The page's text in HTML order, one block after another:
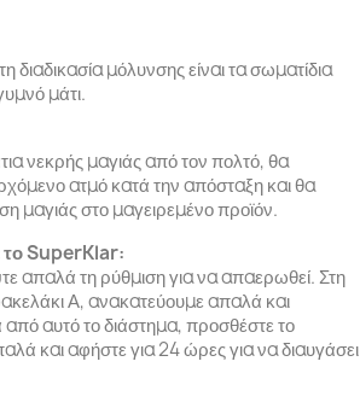
διαδικασία μόλυνσης είναι τα σωματίδια
μάτι.
νεκρής μαγιάς από τον πολτό, θα
ατμό κατά την απόσταξη και θα
μαγιάς στο μαγειρεμένο προϊόν.
το SuperKlar:
απαλά τη ρύθμιση για να απαερωθεί. Στη
Α, ανακατεύουμε απαλά και
αυτό το διάστημα, προσθέστε το
και αφήστε για 24 ώρες για να διαυγάσει